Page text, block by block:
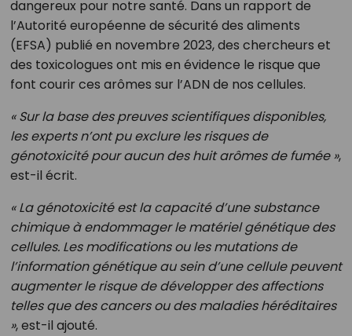
dangereux pour notre santé. Dans un rapport de
l’Autorité européenne de sécurité des aliments
(EFSA) publié en novembre 2023, des chercheurs et
des toxicologues ont mis en évidence le risque que
font courir ces arômes sur l’ADN de nos cellules.
« Sur la base des preuves scientifiques disponibles,
les experts n’ont pu exclure les risques de
génotoxicité pour aucun des huit arômes de fumée »,
est-il écrit.
« La génotoxicité est la capacité d’une substance
chimique à endommager le matériel génétique des
cellules. Les modifications ou les mutations de
l’information génétique au sein d’une cellule peuvent
augmenter le risque de développer des affections
telles que des cancers ou des maladies héréditaires
», est-il ajouté.